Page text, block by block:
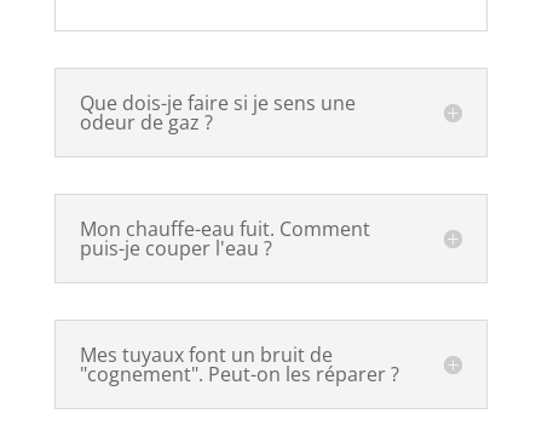
Que dois-je faire si je sens une
odeur de gaz ?
Mon chauffe-eau fuit. Comment
puis-je couper l'eau ?
Mes tuyaux font un bruit de
"cognement". Peut-on les réparer ?